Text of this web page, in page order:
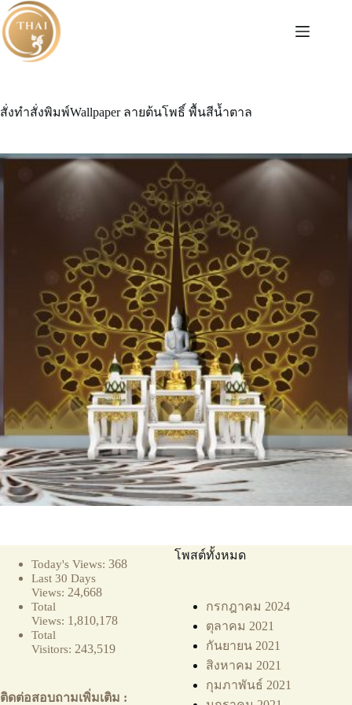
Skip
to
content
สั่งทำสั่งพิมพ์Wallpaper ลายต้นโพธิ์ พื้นสีน้ำตาล
Today's Views: 368
Last 30 Days
Views: 24,668
Total
Views: 1,810,178
Total
Visitors: 243,519
ติดต่อสอบถามเพิ่มเติม :
โพสต์ทั้งหมด
กรกฎาคม 2024
ตุลาคม 2021
กันยายน 2021
สิงหาคม 2021
กุมภาพันธ์ 2021